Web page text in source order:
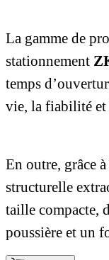
La gamme de
stationnement
temps
vie, la fiabilité et
En outre, grâce à
structurelle
taille compacte,
poussière et un